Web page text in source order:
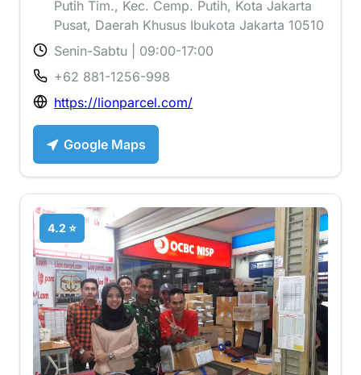
Putih Tim., Kec. Cemp. Putih, Kota Jakarta
Pusat, Daerah Khusus Ibukota Jakarta 10510
Senin-Sabtu | 09:00-17:00
+62 881-1256-998
https://lionparcel.com/
Google Maps
4.2 ⭐